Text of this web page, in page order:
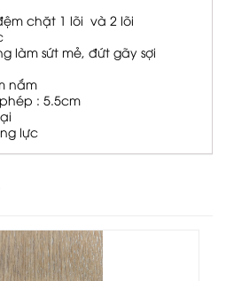
chặt 1 lõi và 2 lõi
làm sứt mẻ, đứt gãy sợi
nắm
: 5.5cm
lực